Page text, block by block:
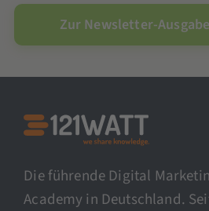
Zur Newsletter-
Die führende Digital
Academy in Deutschland.